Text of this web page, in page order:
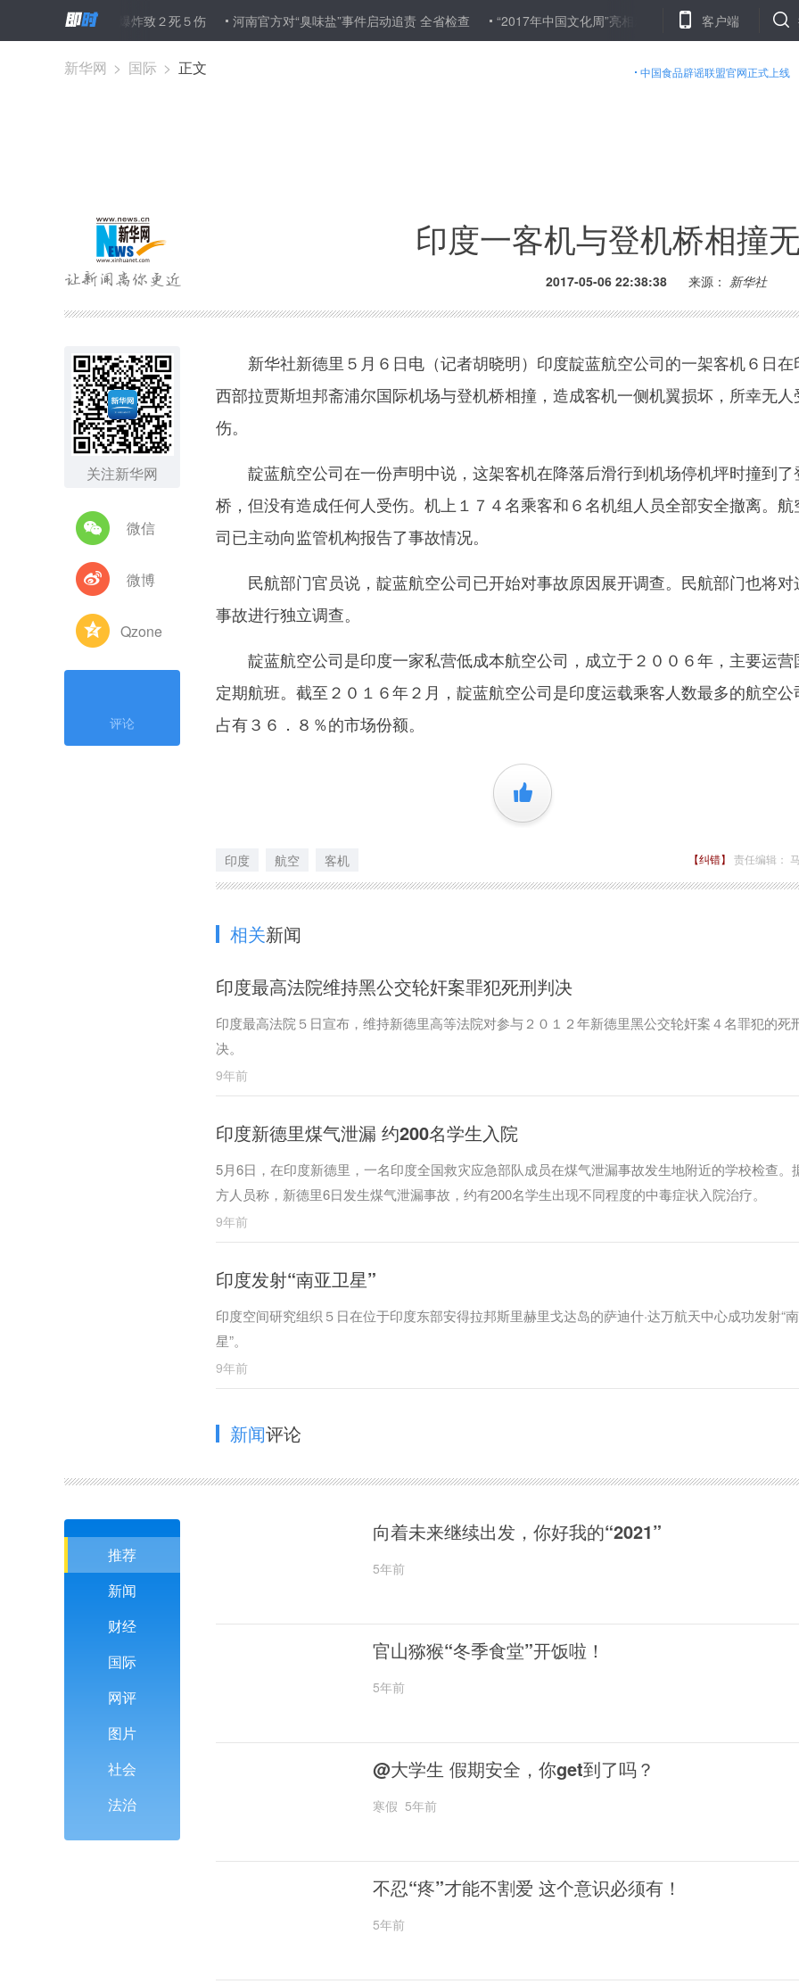
宾首都两起爆炸致２死５伤 河南官方对“臭味盐”事件启动追责 全省检查 “2017年中国文化周”亮相新西兰 上海第二次公开选任法官
客户端
中国食品辟谣联盟官网正式上线
新华网 > 国际 > 正文
印度一客机与登机桥相撞
2017-05-06 22:38:38 来源： 新华社
关注新华网
微信
微博
Qzone
评论
新华社新德里５月６日电（记者胡晓明）印度靛蓝航空公司的一架客机６日在
西部拉贾斯坦邦斋浦尔国际机场与登机桥相撞，造成客机一侧机翼损坏，所幸无人
伤。
靛蓝航空公司在一份声明中说，这架客机在降落后滑行到机场停机坪时撞到了
桥，但没有造成任何人受伤。机上１７４名乘客和６名机组人员全部安全撤离。航
司已主动向监管机构报告了事故情况。
民航部门官员说，靛蓝航空公司已开始对事故原因展开调查。民航部门也将对
事故进行独立调查。
靛蓝航空公司是印度一家私营低成本航空公司，成立于２００６年，主要运营
定期航班。截至２０１６年２月，靛蓝航空公司是印度运载乘客人数最多的航空公
占有３６．８％的市场份额。
+1
印度 航空 客机 【纠错】 责任编辑：
相关新闻
印度最高法院维持黑公交轮奸案罪犯死刑判决
印度最高法院５日宣布，维持新德里高等法院对参与２０１２年新德里黑公交轮奸案４名罪犯的死
决。
9年前
印度新德里煤气泄漏 约200名学生入院
5月6日，在印度新德里，一名印度全国救灾应急部队成员在煤气泄漏事故发生地附近的学校检查。
方人员称，新德里6日发生煤气泄漏事故，约有200名学生出现不同程度的中毒症状入院治疗。
9年前
印度发射“南亚卫星”
印度空间研究组织５日在位于印度东部安得拉邦斯里赫里戈达岛的萨迪什·达万航天中心成功发射“
星”。
9年前
新闻评论
推荐
新闻
财经
国际
网评
图片
社会
法治
向着未来继续出发，你好我的“2021”
5年前
官山猕猴“冬季食堂”开饭啦！
5年前
@大学生 假期安全，你get到了吗？
寒假 5年前
不忍“疼”才能不割爱 这个意识必须有！
5年前